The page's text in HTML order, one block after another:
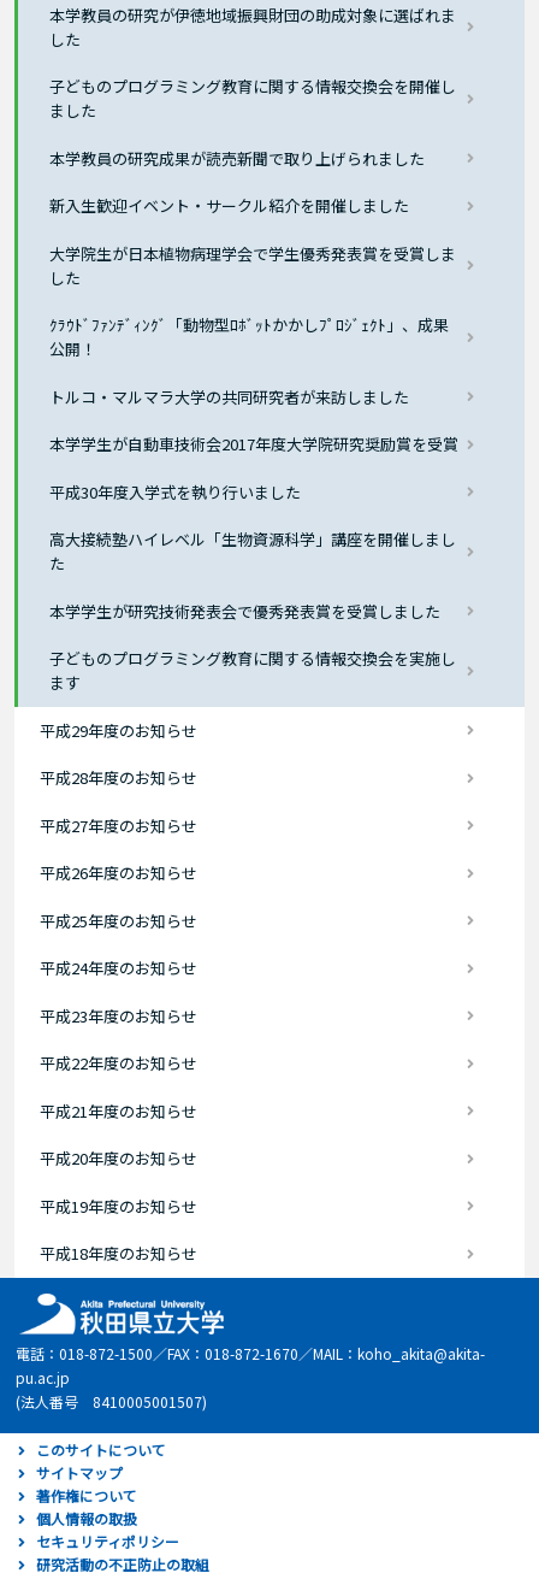
本学教員の研究が伊徳地域振興財団の助成対象に選ばれま
した
子どものプログラミング教育に関する情報交換会を開催し
ました
本学教員の研究成果が読売新聞で取り上げられました
新入生歓迎イベント・サークル紹介を開催しました
大学院生が日本植物病理学会で学生優秀発表賞を受賞しま
した
ｸﾗｳﾄﾞﾌｧﾝﾃﾞｨﾝｸﾞ「動物型ﾛﾎﾞｯﾄかかしﾌﾟﾛｼﾞｪｸﾄ」、成果
公開！
トルコ・マルマラ大学の共同研究者が来訪しました
本学学生が自動車技術会2017年度大学院研究奨励賞を受賞
平成30年度入学式を執り行いました
高大接続塾ハイレベル「生物資源科学」講座を開催しまし
た
本学学生が研究技術発表会で優秀発表賞を受賞しました
子どものプログラミング教育に関する情報交換会を実施し
ます
平成29年度のお知らせ
平成28年度のお知らせ
平成27年度のお知らせ
平成26年度のお知らせ
平成25年度のお知らせ
平成24年度のお知らせ
平成23年度のお知らせ
平成22年度のお知らせ
平成21年度のお知らせ
平成20年度のお知らせ
平成19年度のお知らせ
平成18年度のお知らせ
電話：018-872-1500／FAX：018-872-1670／MAIL：koho_akita@akita-
pu.ac.jp
(法人番号 8410005001507)
このサイトについて
サイトマップ
著作権について
個人情報の取扱
セキュリティポリシー
研究活動の不正防止の取組